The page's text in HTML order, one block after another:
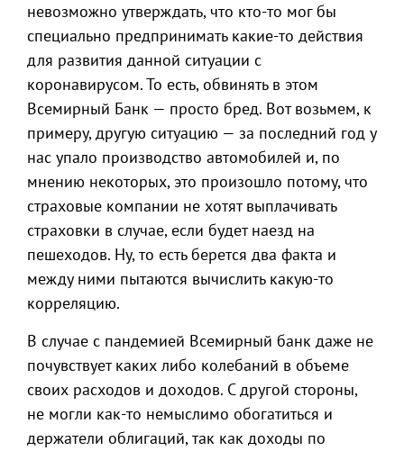
невозможно утверждать, что кто-то мог бы
специально предпринимать какие-то действия
для развития данной ситуации с
коронавирусом. То есть, обвинять в этом
Всемирный Банк — просто бред. Вот возьмем, к
примеру, другую ситуацию — за последний год у
нас упало производство автомобилей и, по
мнению некоторых, это произошло потому, что
страховые компании не хотят выплачивать
страховки в случае, если будет наезд на
пешеходов. Ну, то есть берется два факта и
между ними пытаются вычислить какую-то
корреляцию.
В случае с пандемией Всемирный банк даже не
почувствует каких либо колебаний в объеме
своих расходов и доходов. С другой стороны,
не могли как-то немыслимо обогатиться и
держатели облигаций, так как доходы по